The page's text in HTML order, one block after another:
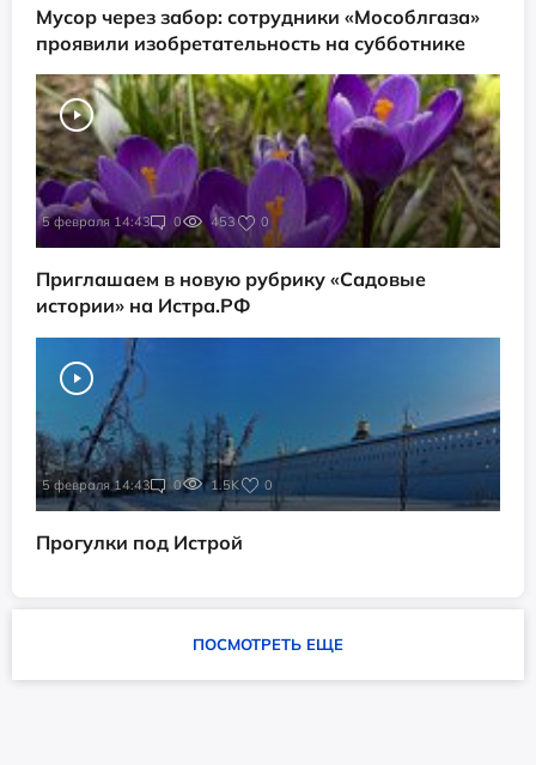
Мусор через забор: сотрудники «Мособлгаза»
проявили изобретательность на субботнике
5 февраля 14:43 0 453 0
Приглашаем в новую рубрику «Садовые
истории» на Истра.РФ
5 февраля 14:43 0 1.5K 0
Прогулки под Истрой
ПОСМОТРЕТЬ ЕЩЕ